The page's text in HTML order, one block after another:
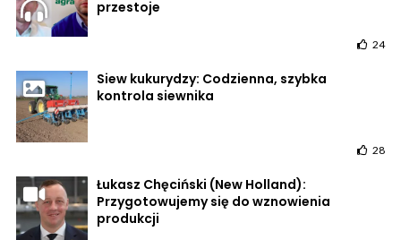
przestoje
24
Siew kukurydzy: Codzienna, szybka
kontrola siewnika
28
Łukasz Chęciński (New Holland):
Przygotowujemy się do wznowienia
produkcji